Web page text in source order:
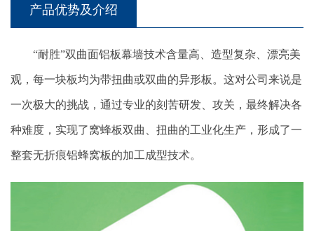
产品优势及介绍
“耐胜”双曲面铝板幕墙技术含量高、造型复杂、漂亮美
观，每一块板均为带扭曲或双曲的异形板。这对公司来说是
一次极大的挑战，通过专业的刻苦研发、攻关，最终解决各
种难度，实现了窝蜂板双曲、扭曲的工业化生产，形成了一
整套无折痕铝蜂窝板的加工成型技术。